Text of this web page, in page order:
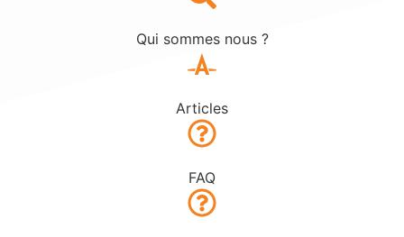
Qui sommes nous ?
Articles
FAQ